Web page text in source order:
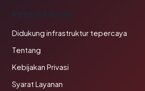
PERUSAHAAN
Didukung infrastruktur tepercaya
Tentang
Kebijakan Privasi
Syarat Layanan